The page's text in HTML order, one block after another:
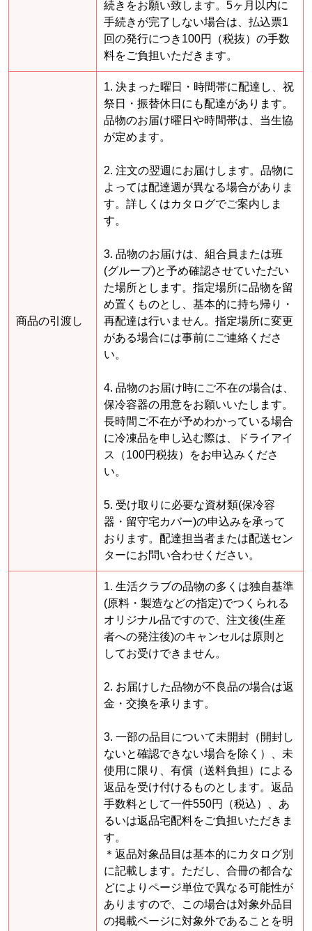
続きをお願い致します。5ヶ月以内に
手続きが完了しない場合は、払込票1
回の発行につき100円（税抜）の手数
料をご負担いただきます。
商品の引渡し
1. 決まった曜日・時間帯に配達し、祝
祭日・振替休日にも配達があります。
品物のお届け曜日や時間帯は、当生協
が定めます。
2. 注文の翌週にお届けします。品物に
よっては配達週が異なる場合がありま
す。詳しくはカタログでご案内しま
す。
3. 品物のお届けは、組合員または班
(グループ)と予め確認させていただい
た場所とします。指定場所に品物を留
め置くものとし、基本的に持ち帰り・
再配達は行いません。指定場所に変更
がある場合には事前にご連絡くださ
い。
4. 品物のお届け時にご不在の場合は、
保冷容器の用意をお願いいたします。
長時間ご不在が予めわかっている場合
に冷凍品を申し込む際は、ドライアイ
ス（100円税抜）をお申込みくださ
い。
5. 受け取りに必要な資材類(保冷容
器・留守宅カバー)の申込みを承って
おります。配達担当者または配送セン
ターにお問い合わせください。
1. 生活クラブの品物の多くは独自基準
(原料・製造などの指定)でつくられる
オリジナル品ですので、注文後(生産
者への発注後)のキャンセルは原則と
してお受けできません。
2. お届けした品物が不良品の場合は返
金・交換を承ります。
3. 一部の品目について未開封（開封し
ないと確認できない場合を除く）、未
使用に限り、有償（送料負担）による
返品を受け付けるものとします。返品
手数料として一件550円（税込）、あ
るいは返品宅配料をご負担いただきま
す。
＊返品対象品目は基本的にカタログ別
に記載します。ただし、合冊の都合な
どによりページ単位で異なる可能性が
ありますので、この場合は対象外品目
の掲載ページに対象外であることを明